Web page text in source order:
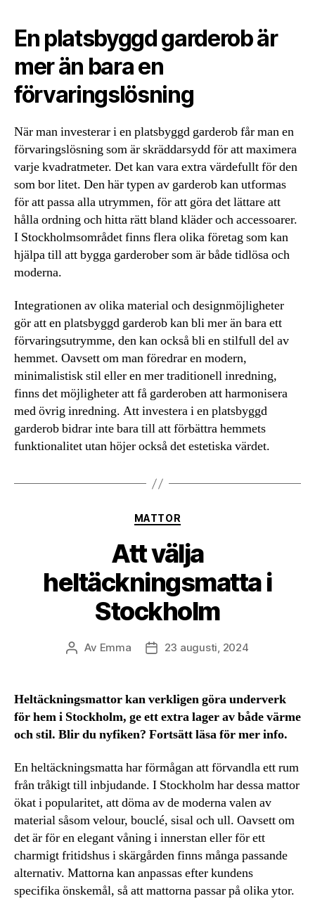
En platsbyggd garderob är
mer än bara en
förvaringslösning
När man investerar i en platsbyggd garderob får man en
förvaringslösning som är skräddarsydd för att maximera
varje kvadratmeter. Det kan vara extra värdefullt för den
som bor litet. Den här typen av garderob kan utformas
för att passa alla utrymmen, för att göra det lättare att
hålla ordning och hitta rätt bland kläder och accessoarer.
I Stockholmsområdet finns flera olika företag som kan
hjälpa till att bygga garderober som är både tidlösa och
moderna.
Integrationen av olika material och designmöjligheter
gör att en platsbyggd garderob kan bli mer än bara ett
förvaringsutrymme, den kan också bli en stilfull del av
hemmet. Oavsett om man föredrar en modern,
minimalistisk stil eller en mer traditionell inredning,
finns det möjligheter att få garderoben att harmonisera
med övrig inredning. Att investera i en platsbyggd
garderob bidrar inte bara till att förbättra hemmets
funktionalitet utan höjer också det estetiska värdet.
Kategorier
MATTOR
Att välja
heltäckningsmatta i
Stockholm
Inläggsförfattare
Av Emma Inläggsdatum
23 augusti, 2024
Heltäckningsmattor kan verkligen göra underverk
för hem i Stockholm, ge ett extra lager av både värme
och stil. Blir du nyfiken? Fortsätt läsa för mer info.
En heltäckningsmatta har förmågan att förvandla ett rum
från tråkigt till inbjudande. I Stockholm har dessa mattor
ökat i popularitet, att döma av de moderna valen av
material såsom velour, bouclé, sisal och ull. Oavsett om
det är för en elegant våning i innerstan eller för ett
charmigt fritidshus i skärgården finns många passande
alternativ. Mattorna kan anpassas efter kundens
specifika önskemål, så att mattorna passar på olika ytor.